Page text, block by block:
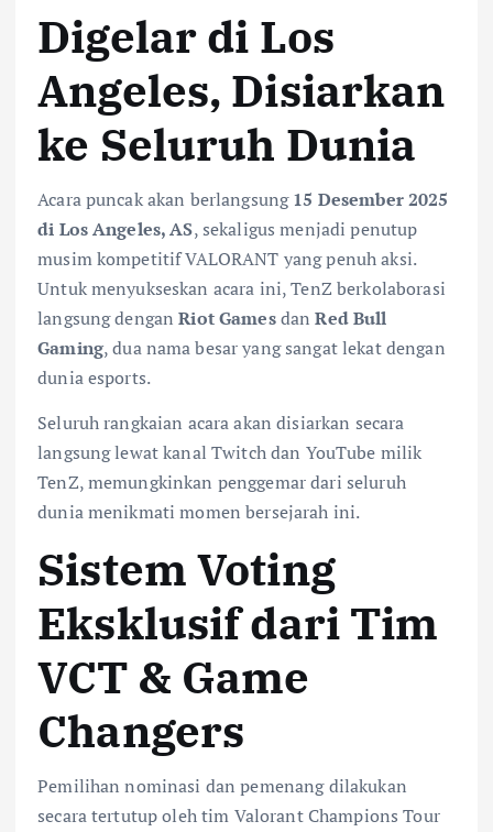
Digelar di Los
Angeles, Disiarkan
ke Seluruh Dunia
Acara puncak akan berlangsung15 Desember 2025
di Los Angeles, AS, sekaligus menjadi penutup
musim kompetitif VALORANT yang penuh aksi.
Untuk menyukseskan acara ini, TenZ berkolaborasi
langsung denganRiot GamesdanRed Bull
Gaming, dua nama besar yang sangat lekat dengan
dunia esports.
Seluruh rangkaian acara akan disiarkan secara
langsung lewat kanal Twitch dan YouTube milik
TenZ, memungkinkan penggemar dari seluruh
dunia menikmati momen bersejarah ini.
Sistem Voting
Eksklusif dari Tim
VCT & Game
Changers
Pemilihan nominasi dan pemenang dilakukan
secara tertutup oleh tim Valorant Champions Tour